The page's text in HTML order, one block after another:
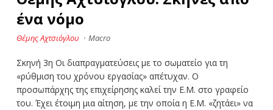
ένα νόμο
Θέμης Αχτσιόγλου · Macro
Σκηνή 3η Οι διαπραγματεύσεις με το σωματείο για τη
«ρύθμιση του χρόνου εργασίας» απέτυχαν. Ο
προσωπάρχης της επιχείρησης καλεί την Ε.Μ. στο γραφείο
του. Έχει έτοιμη μια αίτηση, με την οποία η Ε.Μ. «ζητάει» να